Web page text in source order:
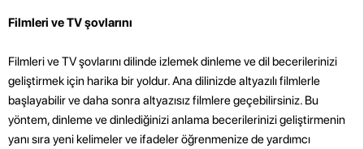
Filmleri ve TV şovlarını
Filmleri ve TV şovlarını dilinde izlemek dinleme ve dil becerilerinizi
geliştirmek için harika bir yoldur. Ana dilinizde altyazılı filmlerle
başlayabilir ve daha sonra altyazısız filmlere geçebilirsiniz. Bu
yöntem, dinleme ve dinlediğinizi anlama becerilerinizi geliştirmenin
yanı sıra yeni kelimeler ve ifadeler öğrenmenize de yardımcı